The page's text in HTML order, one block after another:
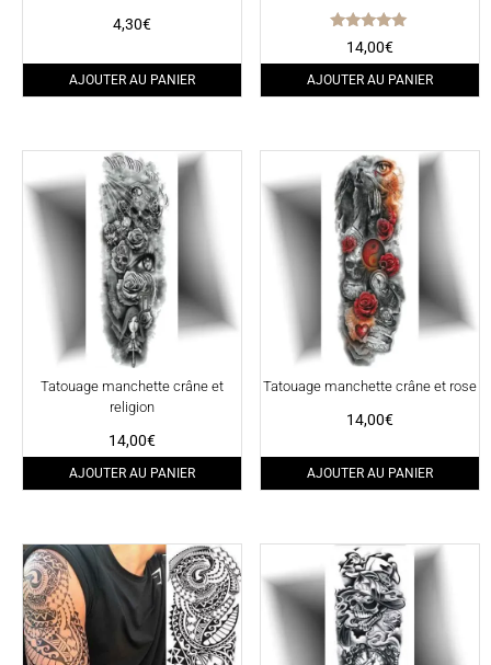
4,30€
AJOUTER AU PANIER
Note
5.00
14,00€
AJOUTER AU PANIER
Tatouage manchette crâne et
religion
14,00€
AJOUTER AU PANIER
Tatouage manchette crâne et rose
14,00€
AJOUTER AU PANIER